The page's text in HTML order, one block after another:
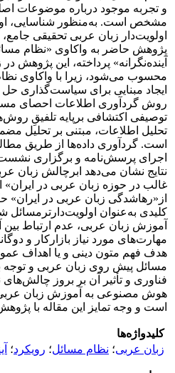
و تجربه موجود درباره موضوعات
مشخص است. به‌منظور شناسایی،
اولویت‌دار زبان عربی تحقیقی
پژوهش حاضر به واکاوی «نظام
آینده‌نگرانه» پرداخته، این
محسوب می‌شود، زیرا با واکاوی
ایجاد مبنایی برای سیاست‌گذاری
روش گردآوری اطلاعات احصای
توصیفی اکتشافی برپایه تلفیقِ
تحلیل اطلاعات، مبتنی بر تحلیل
است. گردآوری داده‌ها از طریق
اجرای پرسش‌نامه و برگزاری
نتایج نشان می‌دهد ابرچالش زبان
غالب در حوزه زبان عربی در
از«رهاشدگی زبان عربی در
کلیدی به‌عنوان
آموزش زبان عربی، عدم ارتباط
مهارت‌های مورد نیاز بازارکار و
هدف فهم متون دینی و یا اهداف
مسائل پیش روی زبان عربی و توجه
فناوری و تأثیر آن بر بروز
هوش مصنوعی به آموزش زبان عربی،
است و وجه تمایز این مقاله با
کلیدواژه‌ها
زبان عربی؛ نظام مسائل؛ رویکرد؛